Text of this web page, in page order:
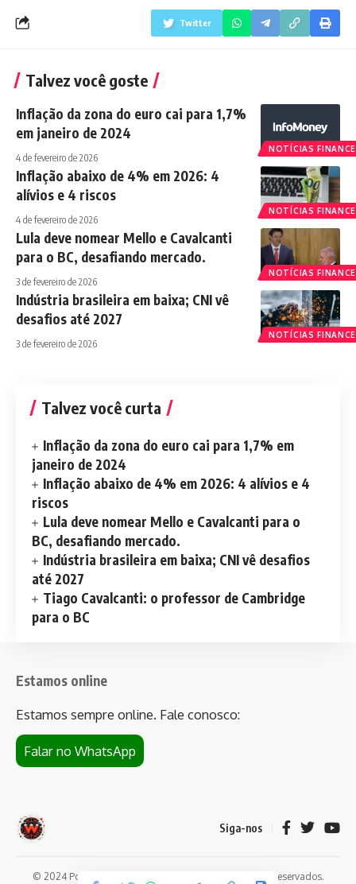
Twitter
Talvez você goste
NOTÍCIAS
Inflação da zona do euro cai para 1,7%
em janeiro de 2024
4 de fevereiro de 2026
NOTÍCIAS
Inflação abaixo de 4% em 2026: 4
alívios e 4 riscos
4 de fevereiro de 2026
NOTÍCIAS
Lula deve nomear Mello e Cavalcanti
para o BC, desafiando mercado.
3 de fevereiro de 2026
NOTÍCIAS
Indústria brasileira em baixa; CNI vê
desafios até 2027
3 de fevereiro de 2026
Talvez você curta
Inflação da zona do euro cai para 1,7% em
janeiro de 2024
Inflação abaixo de 4% em 2026: 4 alívios e 4
riscos
Lula deve nomear Mello e Cavalcanti para o
BC, desafiando mercado.
Indústria brasileira em baixa; CNI vê desafios
até 2027
Tiago Cavalcanti: o professor de Cambridge
para o BC
Estamos online
Estamos sempre online. Fale conosco:
Falar no WhatsApp
Siga-nos
© 2024 Portal de notícias Web Flush. Todos os direitos reservados.